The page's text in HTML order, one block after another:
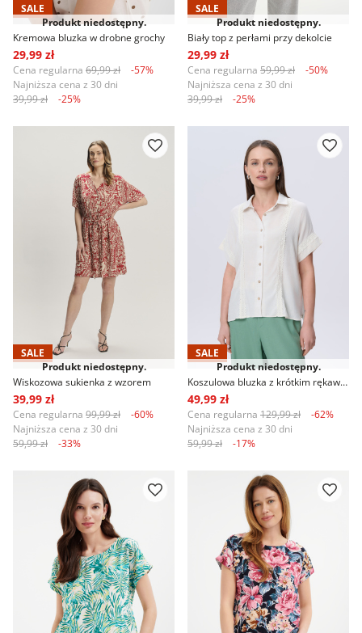
SALE
Produkt niedostępny.
Kremowa bluzka w drobne grochy
29,99 zł
Cena regularna 69,99 zł
-57%
Najniższa cena z 30 dni
39,99 zł
-25%
SALE
Produkt niedostępny.
Biały top z perłami przy dekolcie
29,99 zł
Cena regularna 59,99 zł
-50%
Najniższa cena z 30 dni
39,99 zł
-25%
SALE
Produkt niedostępny.
Wiskozowa sukienka z wzorem
39,99 zł
Cena regularna 99,99 zł
-60%
Najniższa cena z 30 dni
59,99 zł
-33%
SALE
Produkt niedostępny.
49,99 zł
Cena regularna 129,99 zł
-62%
Najniższa cena z 30 dni
59,99 zł
-17%